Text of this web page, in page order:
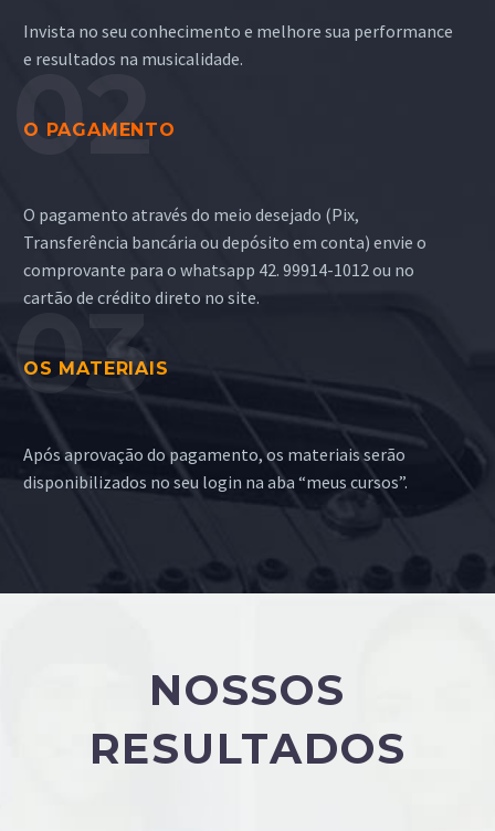
Invista no seu conhecimento e melhore sua performance
e resultados na musicalidade.
O PAGAMENTO
O pagamento através do meio desejado (Pix,
Transferência bancária ou depósito em conta) envie o
comprovante para o whatsapp 42. 99914-1012 ou no
cartão de crédito direto no site.
OS MATERIAIS
Após aprovação do pagamento, os materiais serão
disponibilizados no seu login na aba “meus cursos”.
NOSSOS
RESULTADOS